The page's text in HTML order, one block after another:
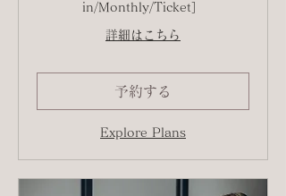
in/Monthly/Ticket］
詳細はこちら
予約する
Explore Plans